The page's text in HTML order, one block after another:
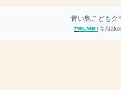
青い鳥こどもク
©